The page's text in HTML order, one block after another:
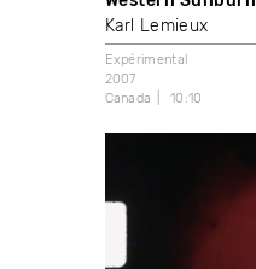
Karl Lemieux
Expérimental
2007
Canada
10:10